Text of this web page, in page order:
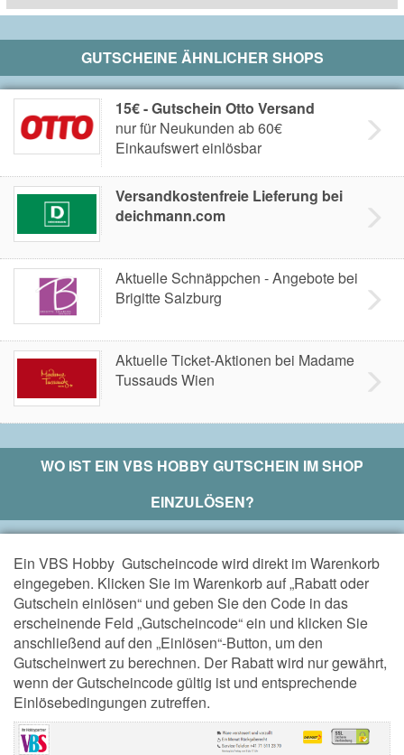
GUTSCHEINE ÄHNLICHER SHOPS
15€ - Gutschein Otto Versand
nur für Neukunden ab 60€
Einkaufswert einlösbar
Versandkostenfreie Lieferung bei
deichmann.com
Aktuelle Schnäppchen - Angebote bei
Brigitte Salzburg
Aktuelle Ticket-Aktionen bei Madame
Tussauds Wien
WO IST EIN VBS HOBBYGUTSCHEIN IM SHOP
EINZULÖSEN?
Ein VBS Hobby Gutscheincode wird direkt im Warenkorb
eingegeben. Klicken Sie im Warenkorb auf „Rabatt oder
Gutschein einlösen“ und geben Sie den Code in das
erscheinende Feld „Gutscheincode“ ein und klicken Sie
anschließend auf den „Einlösen“-Button, um den
Gutscheinwert zu berechnen. Der Rabatt wird nur gewährt,
wenn der Gutscheincode gültig ist und entsprechende
Einlösebedingungen zutreffen.